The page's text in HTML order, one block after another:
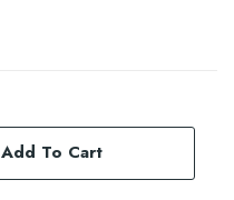
Add To Cart